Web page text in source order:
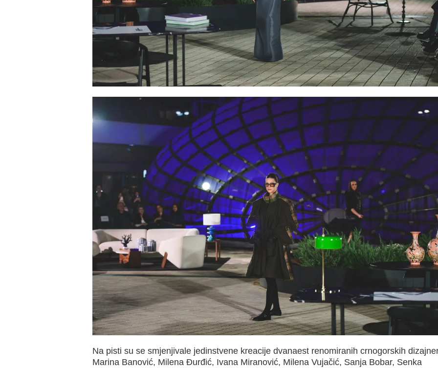
Na pisti su se smjenjivale jedinstvene kreacije dvanaest renomiranih crnogorskih
Marina Banović, Milena Đurđić, Ivana Miranović, Milena Vujačić, Sanja Bobar, Senka